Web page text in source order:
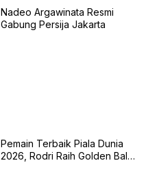
Nadeo Argawinata Resmi
Gabung Persija Jakarta
Pemain Terbaik Piala Dunia
2026, Rodri Raih Golden Ball